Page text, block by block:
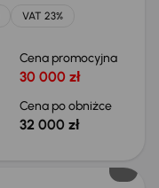
VAT 23%
Cena promocyjna
30 000 zł
Cena po obniżce
32 000 zł